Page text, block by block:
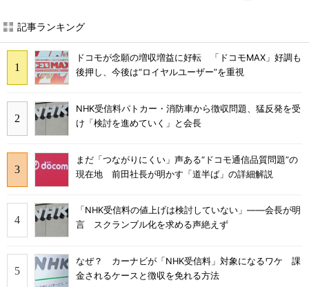
記事ランキング
ドコモが念願の増収増益に好転 「ドコモMAX」好調も
後押し、今後は“ロイヤルユーザー”を重視
NHK受信料パトカー・消防車から徴収問題、猛反発を受
け「検討を進めていく」と会長
まだ「つながりにくい」声ある“ドコモ通信品質問題”の
現在地 前田社長が明かす「道半ば」の詳細解説
「NHK受信料の値上げは検討していない」――会長が明
言 スクランブル化を求める声絶えず
なぜ？ カーナビが「NHK受信料」対象になるワケ 課
金されるケースと徴収を免れる方法